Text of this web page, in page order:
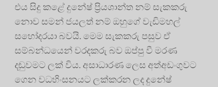
එය සිදු කළේ දුනේෂ් ප්‍රියශාන්ත නම් සැකකරු
නොව සමන් ජයලත් නම් ඔහුගේ වැඩිමහල්
සහෝදරයා බවයි. මෙම සැකකරු පසුව ඒ
සම්බන්ධයෙන් වරදකරු බව ඔප්පු වී මරණ
දඬුවමට ලක් විය. අසාධාරණ ලෙස අත්අඩංගුවට
ගෙන වධහිංසනයට ලක්කරන ලද දුනේෂ්